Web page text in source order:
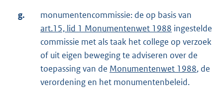
g.
monumentencommissie: de op basis van
art.15, lid 1 Monumentenwet 1988 ingestelde
commissie met als taak het college op verzoek
of uit eigen beweging te adviseren over de
toepassing van de Monumentenwet 1988, de
verordening en het monumentenbeleid.